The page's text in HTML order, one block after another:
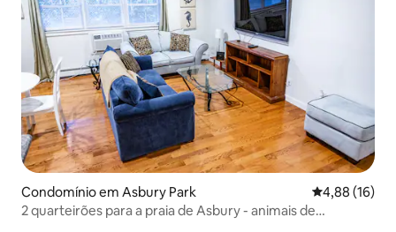
Condomínio em Asbury Park Classificação
4,88 (16)
2 quarteirões para a praia de Asbury - animais de